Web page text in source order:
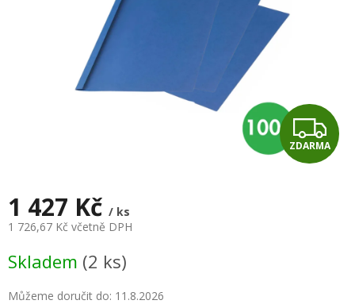
Z
D
ZDARMA
1 427 Kč / ks
1 726,67 Kč včetně DPH
cena:
Skladem (2 ks)
Můžeme doručit do: 11.8.2026